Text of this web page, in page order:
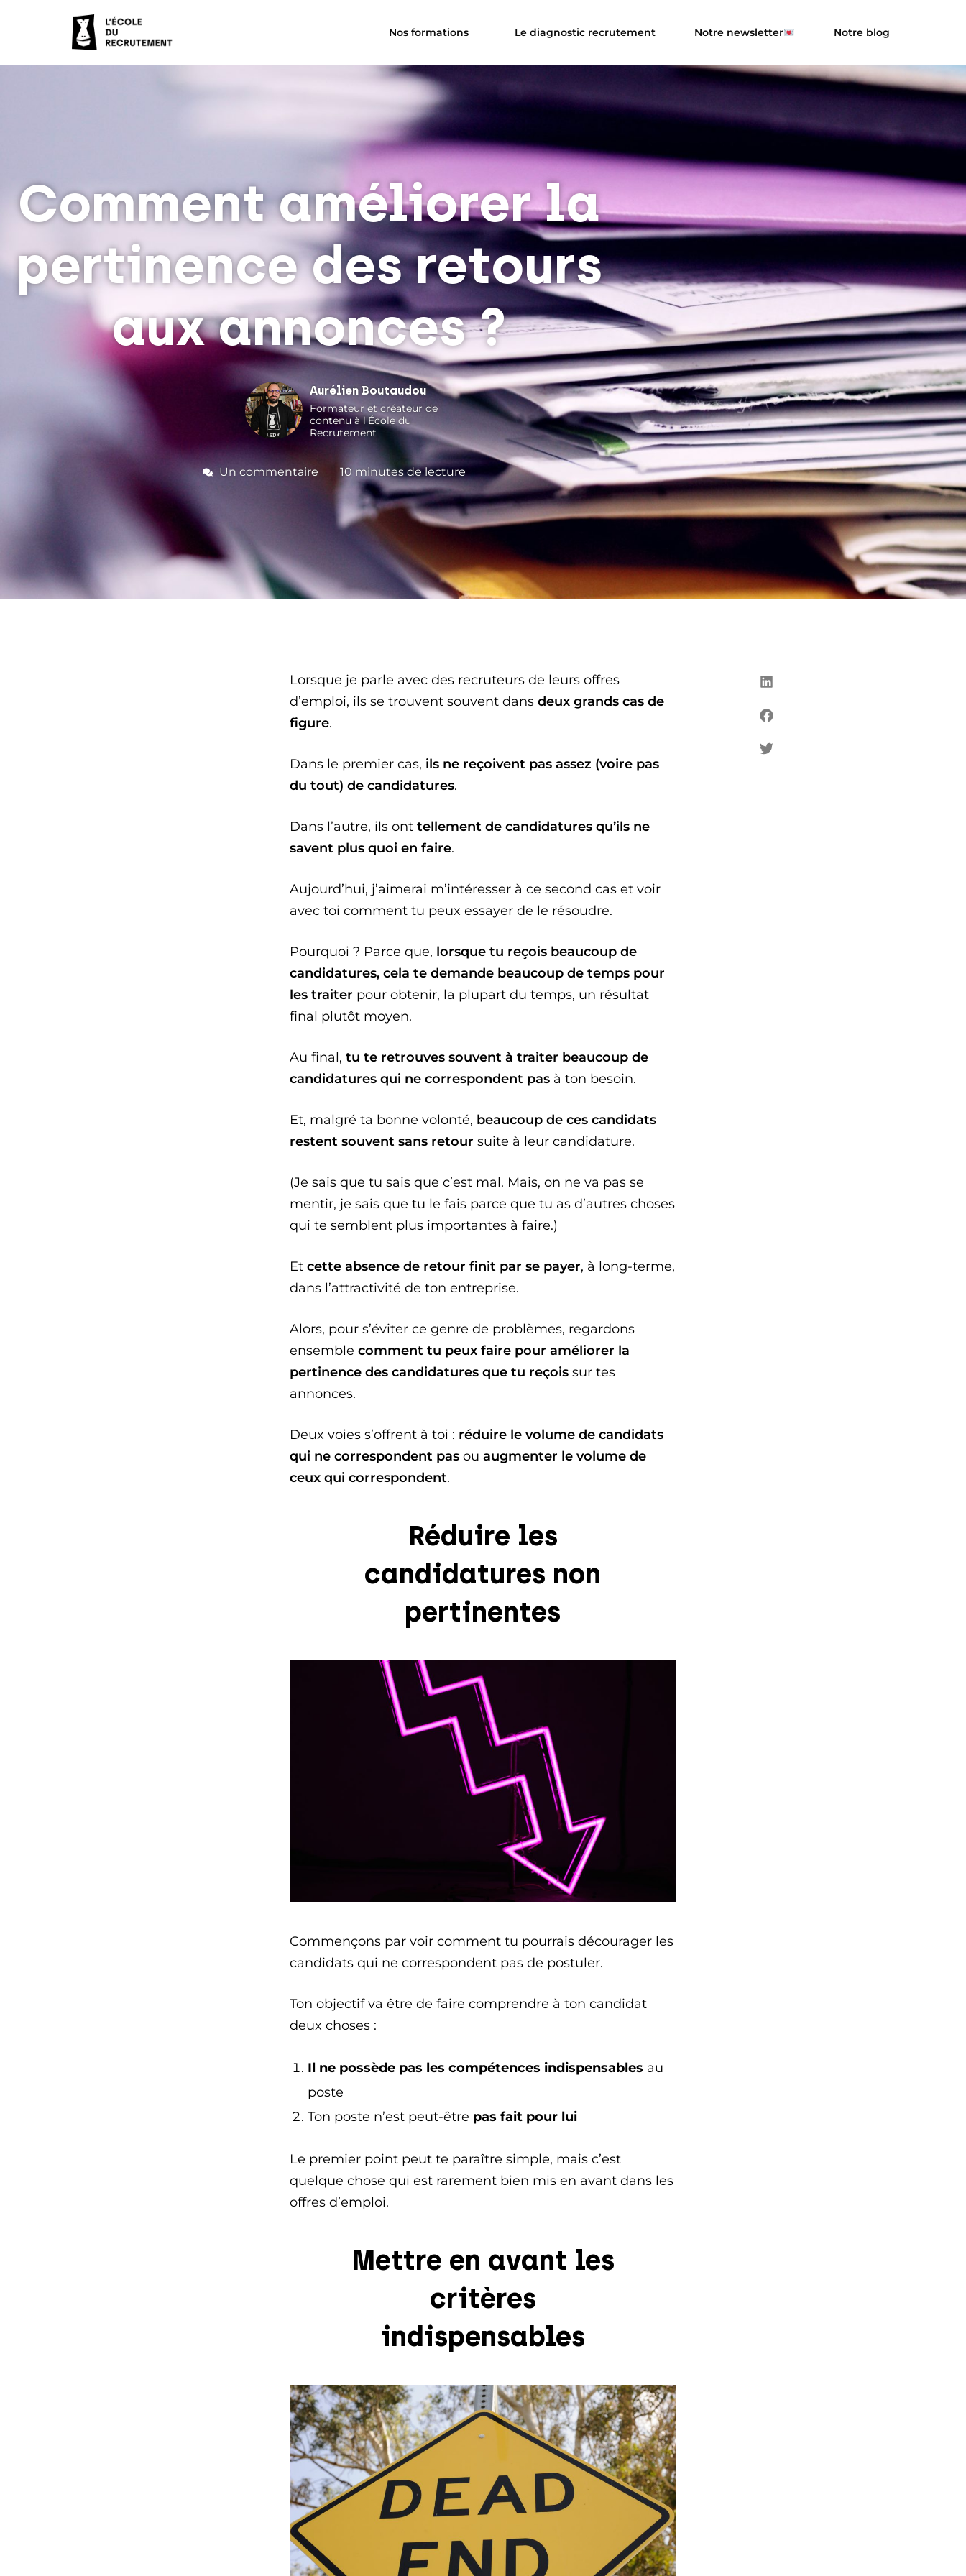
Nos formations Le diagnostic recrutement Notre newsletter Notre blog
Comment améliorer la
pertinence des retours
aux annonces ?
Aurélien Boutaudou
Formateur et créateur de
contenu à l'École du
Recrutement
Un commentaire 10 minutes de lecture
Lorsque je parle avec des recruteurs de leurs offres
d’emploi, ils se trouvent souvent dansdeux grands cas de
figure.
Dans le premier cas, ils ne reçoivent pas assez (voire pas
du tout) de candidatures.
Dans l’autre, ils onttellement de candidatures qu’ils ne
savent plus quoi en faire.
Aujourd’hui, j’aimerai m’intéresser à ce second cas et voir
avec toi comment tu peux essayer de le résoudre.
Pourquoi ? Parce que, lorsque tu reçois beaucoup de
candidatures, cela te demande beaucoup de temps pour
les traiter pour obtenir, la plupart du temps, un résultat
final plutôt moyen.
Au final,tu te retrouves souvent à traiter beaucoup de
candidatures qui ne correspondent pas à ton besoin.
Et, malgré ta bonne volonté, beaucoup de ces candidats
restent souvent sans retour suite à leur candidature.
(Je sais que tu sais que c’est mal. Mais, on ne va pas se
mentir, je sais que tu le fais parce que tu as d’autres choses
qui te semblent plus importantes à faire.)
Etcette absence de retour finit par se payer, à long-terme,
dans l’attractivité de ton entreprise.
Alors, pour s’éviter ce genre de problèmes, regardons
ensemblecomment tu peux faire pour améliorer la
pertinence des candidatures que tu reçois sur tes
annonces.
Deux voies s’offrent à toi : réduire le volume de candidats
qui ne correspondent pas ouaugmenter le volume de
ceux qui correspondent.
Réduire les
candidatures non
pertinentes
Commençons par voir comment tu pourrais décourager les
candidats qui ne correspondent pas de postuler.
Ton objectif va être de faire comprendre à ton candidat
deux choses :
Il ne possède pas les compétences indispensables au
poste
Ton poste n’est peut-être pas fait pour lui
Le premier point peut te paraître simple, mais c’est
quelque chose qui est rarement bien mis en avant dans les
offres d’emploi.
Mettre en avant les
critères
indispensables